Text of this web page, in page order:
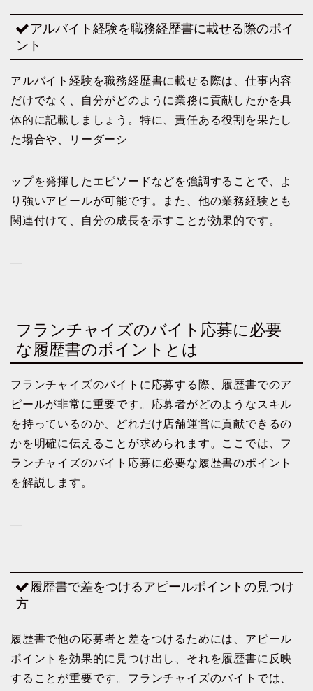
アルバイト経験を職務経歴書に載せる際のポイ
ント
アルバイト経験を職務経歴書に載せる際は、仕事内容
だけでなく、自分がどのように業務に貢献したかを具
体的に記載しましょう。特に、責任ある役割を果たし
た場合や、リーダーシ
ップを発揮したエピソードなどを強調することで、よ
り強いアピールが可能です。また、他の業務経験とも
関連付けて、自分の成長を示すことが効果的です。
—
フランチャイズのバイト応募に必要
な履歴書のポイントとは
フランチャイズのバイトに応募する際、履歴書でのア
ピールが非常に重要です。応募者がどのようなスキル
を持っているのか、どれだけ店舗運営に貢献できるの
かを明確に伝えることが求められます。ここでは、フ
ランチャイズのバイト応募に必要な履歴書のポイント
を解説します。
—
履歴書で差をつけるアピールポイントの見つけ
方
履歴書で他の応募者と差をつけるためには、アピール
ポイントを効果的に見つけ出し、それを履歴書に反映
することが重要です。フランチャイズのバイトでは、